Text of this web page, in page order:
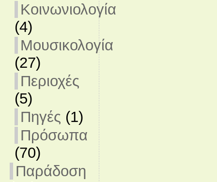
Κοινωνιολογία
(4)
Μουσικολογία
(27)
Περιοχές
(5)
Πηγές (1)
Πρόσωπα
(70)
Παράδοση